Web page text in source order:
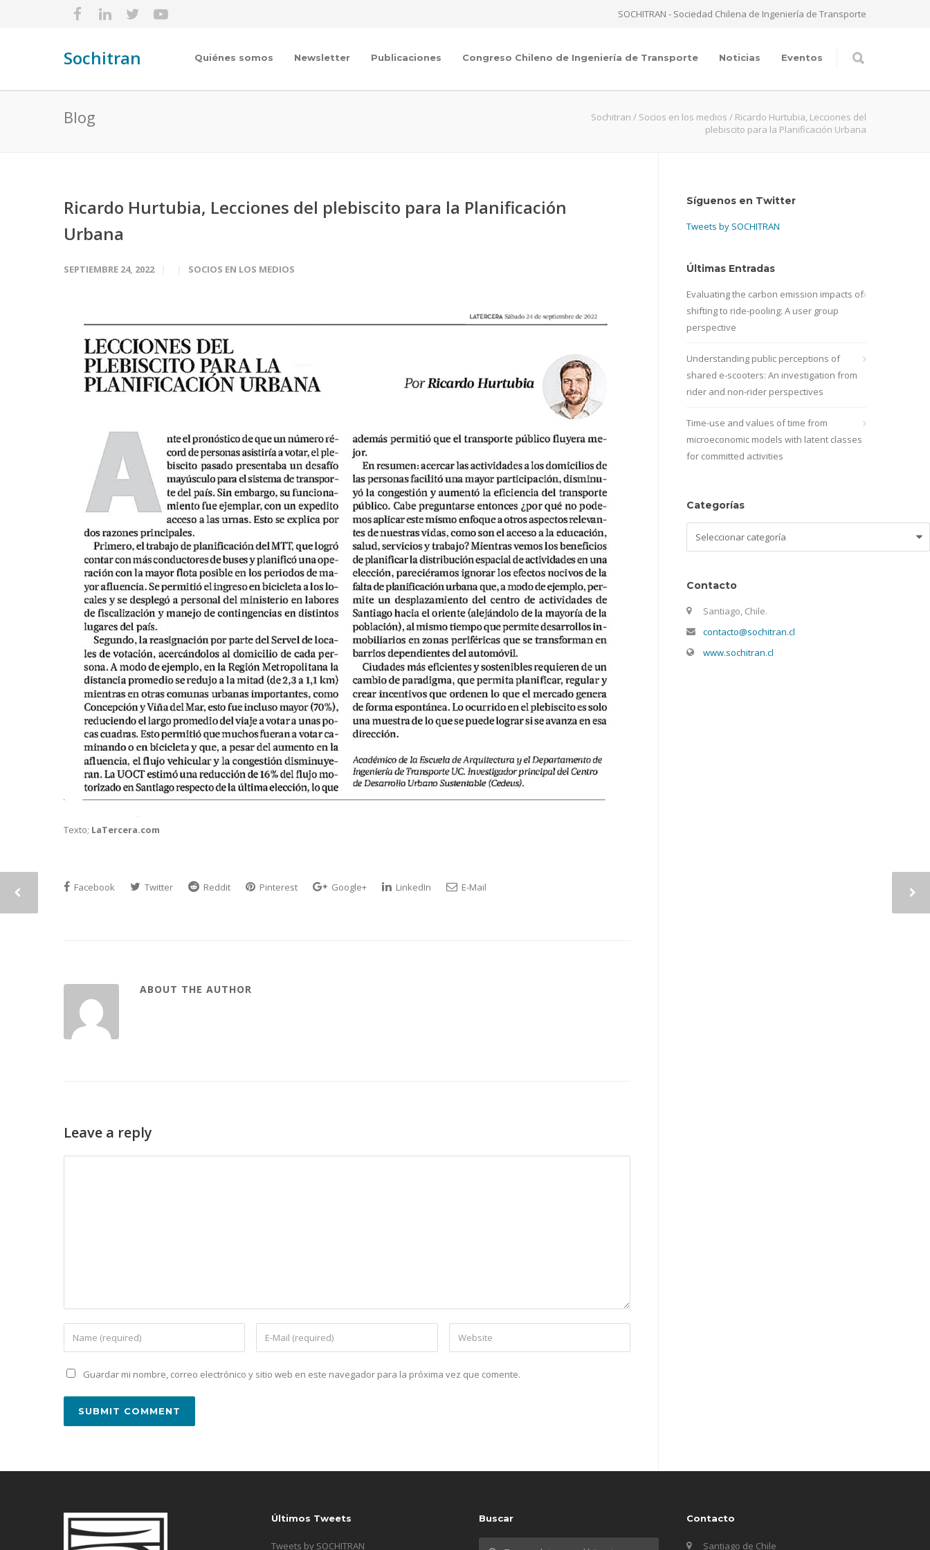
SOCHITRAN - Sociedad Chilena de Ingeniería de Transporte
Sochitran Quiénes somos Newsletter Publicaciones Congreso Chileno de Ingeniería de Transporte Noticias Eventos
Blog Sochitran / Socios en los medios / Ricardo Hurtubia, Lecciones del
plebiscito para la Planificación Urbana
Ricardo Hurtubia, Lecciones del plebiscito para la Planificación
Urbana
SEPTIEMBRE 24, 2022 SOCIOS EN LOS MEDIOS
Texto; LaTercera.com
Facebook Twitter Reddit Pinterest Google+ LinkedIn E-Mail
ABOUT THE AUTHOR
Leave a reply
Guardar mi nombre, correo electrónico y sitio web en este navegador para la próxima vez que comente.
Síguenos en Twitter
Tweets by SOCHITRAN
Últimas Entradas
Evaluating the carbon emission impacts of
shifting to ride-pooling: A user group
perspective
Understanding public perceptions of
shared e-scooters: An investigation from
rider and non-rider perspectives
Time-use and values of time from
microeconomic models with latent classes
for committed activities
Categorías
Contacto
Santiago, Chile.
contacto@sochitran.cl
www.sochitran.cl
Últimos Tweets
Tweets by SOCHITRAN
Buscar Contacto
Santiago de Chile